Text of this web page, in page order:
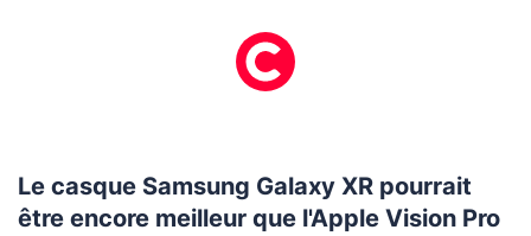
Le casque Samsung Galaxy XR pourrait
être encore meilleur que l'Apple Vision Pro